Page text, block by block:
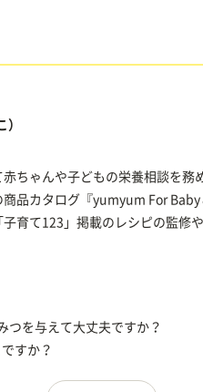
）
ちゃんや子どもの栄養相談を務
品カタログ『yumyum For
育て123」掲載のレシピの監修
つを与えて大丈夫ですか？
すか？